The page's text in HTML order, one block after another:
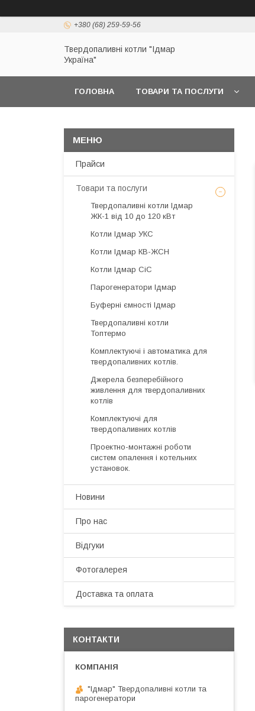
+380 (68) 259-59-56
Твердопаливні котли "Ідмар
Україна"
ГОЛОВНА ТОВАРИ ТА ПОСЛУГИ
Прайси
Товари та послуги
Твердопаливні котли Ідмар
ЖК-1 від 10 до 120 кВт
Котли Ідмар УКС
Котли Ідмар КВ-ЖСН
Котли Ідмар СіС
Парогенератори Ідмар
Буферні ємності Ідмар
Твердопаливні котли
Топтермо
Комплектуючі і автоматика для
твердопаливних котлів.
Джерела безперебійного
живлення для твердопаливних
котлів
Комплектуючі для
твердопаливних котлів
Проектно-монтажні роботи
систем опалення і котельних
установок.
Новини
Про нас
Відгуки
Фотогалерея
Доставка та оплата
КОНТАКТИ
"Ідмар" Твердопаливні котли та
парогенератори